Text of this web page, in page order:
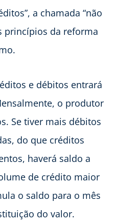
a chamada “não
princípios da reforma
e débitos entrará
o produtor
Se tiver mais débitos
do que créditos
haverá saldo a
de crédito maior
o saldo para o mês
do valor.